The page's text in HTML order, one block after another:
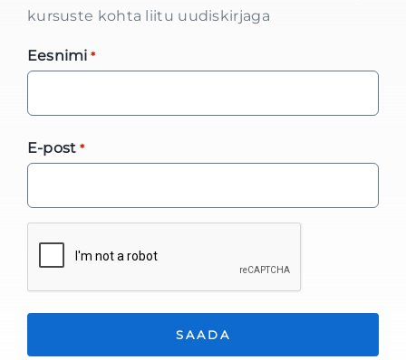
kursuste kohta liitu uudiskirjaga
Eesnimi *
E-post *